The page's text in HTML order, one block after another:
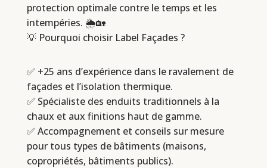
protection optimale contre le temps et les
intempéries. 🌦️🏡
💡 Pourquoi choisir Label Façades ?
✅ +25 ans d’expérience dans le ravalement de
façades et l’isolation thermique.
✅ Spécialiste des enduits traditionnels à la
chaux et aux finitions haut de gamme.
✅ Accompagnement et conseils sur mesure
pour tous types de bâtiments (maisons,
copropriétés, bâtiments publics).